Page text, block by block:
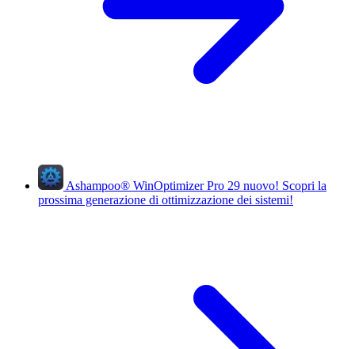
Ashampoo® WinOptimizer Pro 29 nuovo! Scopri la
prossima generazione di ottimizzazione dei sistemi!